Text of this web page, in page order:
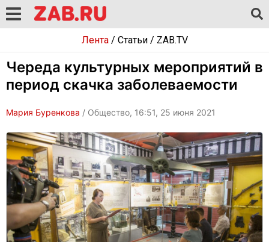
Лента/ Статьи/ ZAB.TV
Череда культурных мероприятий в
период скачка заболеваемости
Мария Буренкова / Общество, 16:51, 25 июня 2021